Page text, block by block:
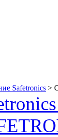
Safetronics >